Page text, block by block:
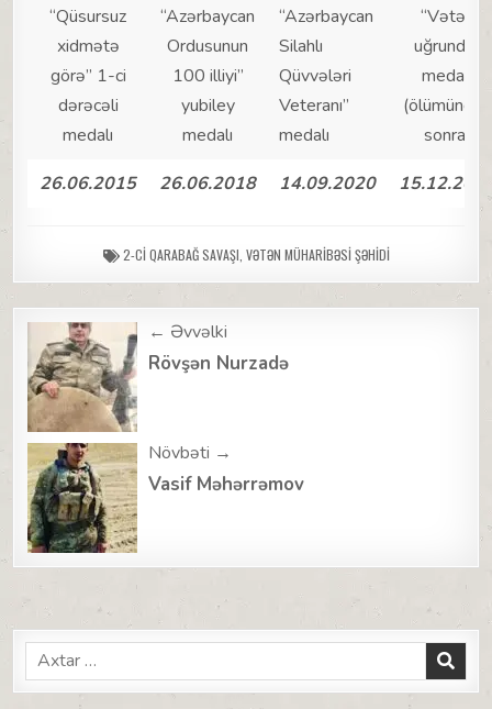
“Qüsursuz
xidmətə
görə” 1-ci
dərəcəli
medalı
“Azərbaycan
Ordusunun
100 illiyi”
yubiley
medalı
“Azərbaycan
Silahlı
Qüvvələri
Veteranı”
medalı
“Vətən
uğrunda”
medalı
(ölümündən
sonra)
26.06.2015
26.06.2018 14.09.2020
2-CI QARABAĞ SAVAŞI VƏTƏN MÜHARIBƏSI ŞƏHIDI
Post
navigation
← Əvvəlki
Rövşən Nurzadə
Növbəti →
Vasif Məhərrəmov
Search
for: